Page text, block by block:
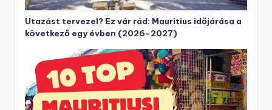
Utazást tervezel? Ez vár rád: Mauritius időjárása a
következő egy évben (2026-2027)